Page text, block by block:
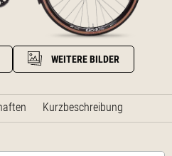
WEITERE BILDER
Kurzbeschreibung